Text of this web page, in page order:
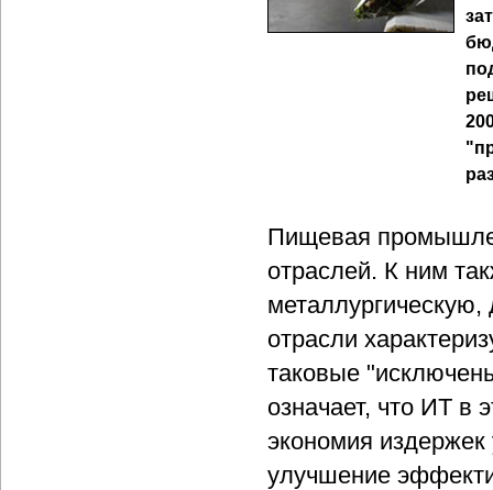
Пищевая
отраслей. К ним
отрасли
таковые
означает, что ИТ в
экономия
улучшение